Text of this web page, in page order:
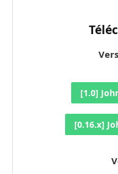
[1.0]
[0.16.x]